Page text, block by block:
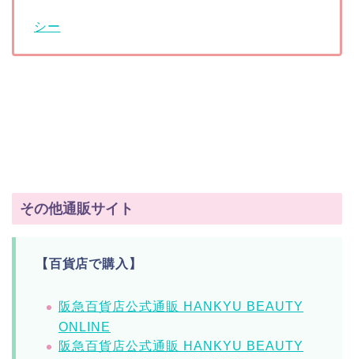
シー
その他通販サイト
【百貨店で購入】
阪急百貨店公式通販 HANKYU BEAUTY
ONLINE
阪急百貨店公式通販 HANKYU BEAUTY